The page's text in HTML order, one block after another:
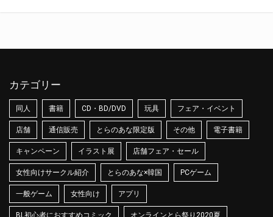
カテゴリー
同人 書籍 CD・BD/DVD 玩具 フェア・イベント
店舗 通信販売 とらのあな限定版 その他 電子書籍
キャンペーン イラスト展 店舗フェア・セール
女性向けサークル紹介 とらのあな×韓国 PCゲーム
一般ゲーム 女性向け アプリ